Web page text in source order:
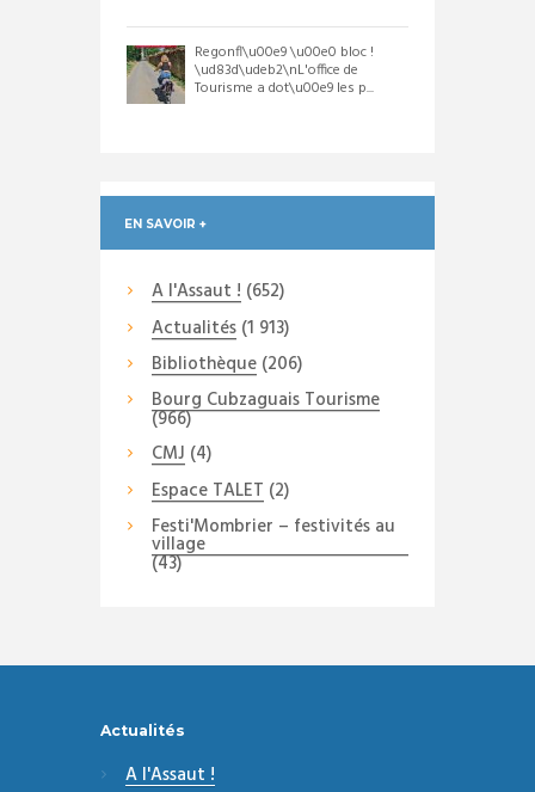
Regonfl\u00e9 \u00e0 bloc !
\ud83d\udeb2\nL'office de
Tourisme a dot\u00e9 les p...
EN SAVOIR +
A l'Assaut ! (652)
Actualités(1 913)
Bibliothèque(206)
Bourg Cubzaguais Tourisme
(966)
CMJ (4)
Espace TALET (2)
Festi'Mombrier – festivités au
village
(43)
Actualités
A l'Assaut !